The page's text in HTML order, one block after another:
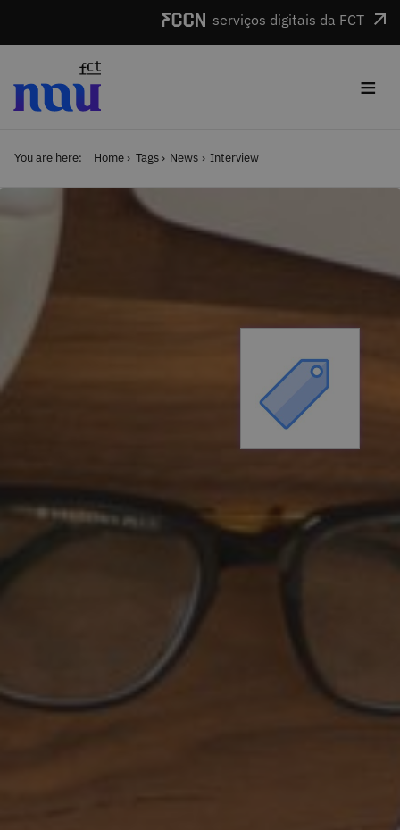
serviços digitais da FCT
≡
You are here: Home Tags News Interview